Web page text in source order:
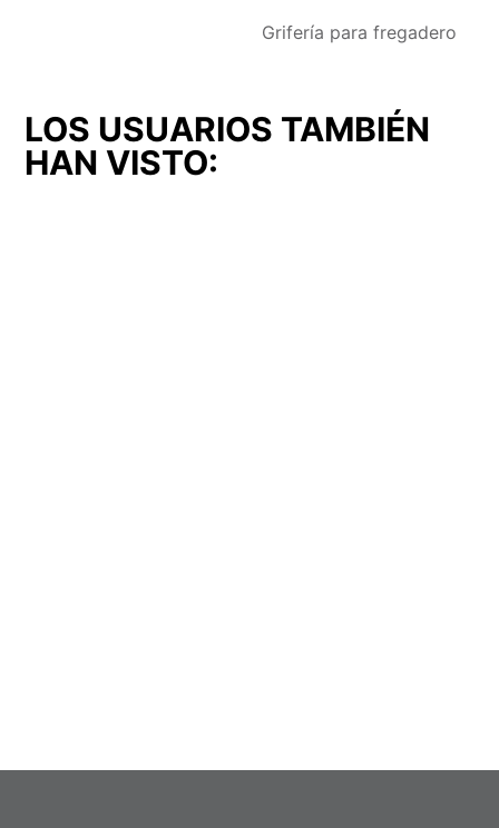
Grifería para fregadero
LOS USUARIOS TAMBIÉN
HAN VISTO: